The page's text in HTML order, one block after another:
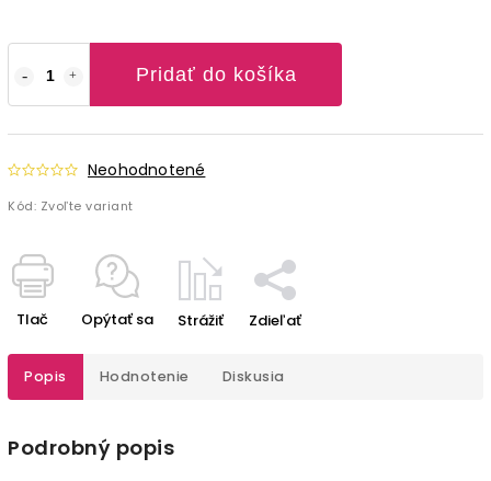
Pridať do košíka
Neohodnotené
Kód: Zvoľte variant
Tlač Opýtať sa Strážiť Zdieľať
Popis Hodnotenie Diskusia
Podrobný popis